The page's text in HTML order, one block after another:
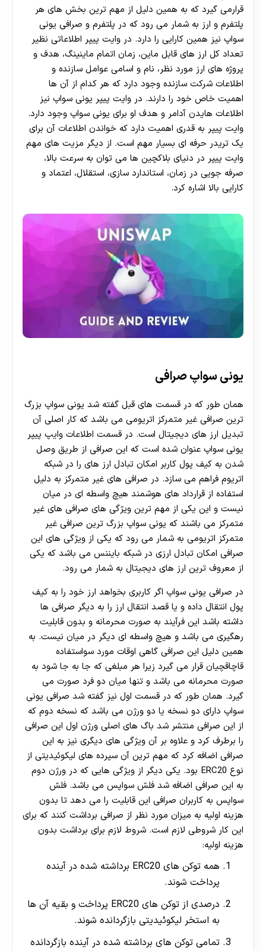
قرارمی گیرد که به همین دلیل از مهم ترین بخش های هر
پلتفرم و ارز به شمار می رود که در پلتفرم و صرافی یونی
سواپ نیز همین کارایی را دارد. در وایت پیپر اطلاعاتی نظیر
تعداد کل ارز های قابل ماین، زمان اتمام ماینینگ، هدف و
پروژه های ارز مورد نظر، نام و اسامی عوامل سازنده و
اطلاعات شرکت سازنده وجود دارد که هر کدام از آن ها
اهمیت خاص خود را دارند. در وایت پیپر یونی سواپ نیز
اطلاعات هایدن آدامر و هدف او برای یونی سواپ وجود دارد.
وایت پیپر به قدری اهمیت دارد که خواندن اطلاعات آن برای
یک تریدر حرفه ای بسیار مهم است. از دیگر مزیت های مهم
وایت پیپر در دنیای بلاکچین ها می توان به سرعت بالا،
صرفه جویی در زمان، استاندارد سازی، استقلال، اعتماد و
کارایی بالا اشاره کرد.
یونی سواپ صرافی
همان طور که در قسمت های قبل گفته شد یونی سواپ بزرگ
ترین صرافی غیر متمرکز اتریومی می باشد که کار اصلی آن
تبدیل ارز های دیجیتال است. در قسمت اطلاعات وایپ پیپر
یونی سواپ عنوان شده است که این صرافی از طریق وصل
شدن به کیف پول کاربر امکان تبادل ارز های را در شبکه
اتریوم فراهم می سازد. در صرافی های غیر متمرکز به دلیل
استفاده از قرارداد های هوشمند هیچ واسطه ای در میان
نیست و این یکی از مهم ترین ویژگی های صرافی های غیر
متمرکز می باشند که یونی سواپ بزرگ ترین صرافی غیر
متمرکز اتریومی به شمار می رود که یکی از ویژگی های این
صرافی امکان تبادل ارزی در شبکه بایننس می باشد که یکی
از معروف ترین ارز های دیجیتال به شمار می رود.
در صرافی یونی سواپ اگر کاربری بخواهد ارز خود را به کیف
پول انتقال داده و یا قصد انتقال ارز را به دیگر صرافی ها
داشته باشد این فرآیند به صورت محرمانه و بدون قابلیت
رهگیری می باشد و هیچ واسطه ای دیگر در میان نیست. به
همین دلیل این صرافی گاهی اوقات مورد سواستفاده
قاچاقچیان قرار می گیرد زیرا هر مبلغی که جا به جا شود به
صورت محرمانه می باشد و تنها میان دو فرد صورت می
گیرد. همان طور که در قسمت اول نیز گفته شد صرافی یونی
سواپ دارای دو نسخه یا دو ورژن می باشد که نسخه دوم که
از این صرافی منتشر شد باگ های اصلی ورژن اول این صرافی
را برطرف کرد و علاوه بر آن ویژگی های دیگری نیز به این
صرافی اضافه کرد که مهم ترین آن سپرده های لیکوئیدیتی از
نوع ERC20 بود. یکی دیگر از ویژگی هایی که در ورژن دوم
به این صرافی اضافه شد فلش سواپس می باشد. فلش
سواپس به کاربران صرافی این قابلیت را می دهد تا بدون
هزینه اولیه به میزان مورد نظر از صرافی برداشت کنند که برای
این کار شروطی لازم است. شروط لازم برای برداشت بدون
هزینه اولیه:
همه توکن های ERC20 برداشته شده در آینده
پرداخت شوند.
درصدی از توکن های ERC20 پرداخت و بقیه آن ها
به استخر لیکوئیدیتی بازگردانده شوند.
تمامی توکن های برداشته شده در آینده بازگردانده